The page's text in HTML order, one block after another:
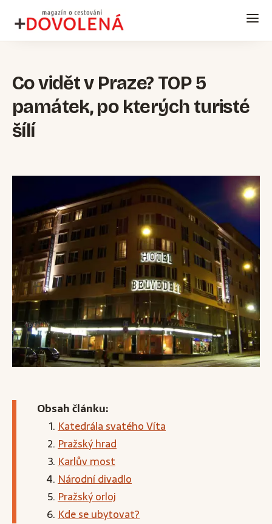
Co vidět v Praze? TOP 5
památek, po kterých turisté
šílí
Obsah článku:
Katedrála svatého Víta
Pražský hrad
Karlův most
Národní divadlo
Pražský orloj
Kde se ubytovat?